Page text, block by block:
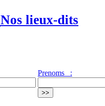
Nos lieux-dits
Prenoms :